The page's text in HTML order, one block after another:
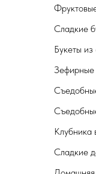
Сладкие
Букеты из
Зефирные
Клубника
Сладкие